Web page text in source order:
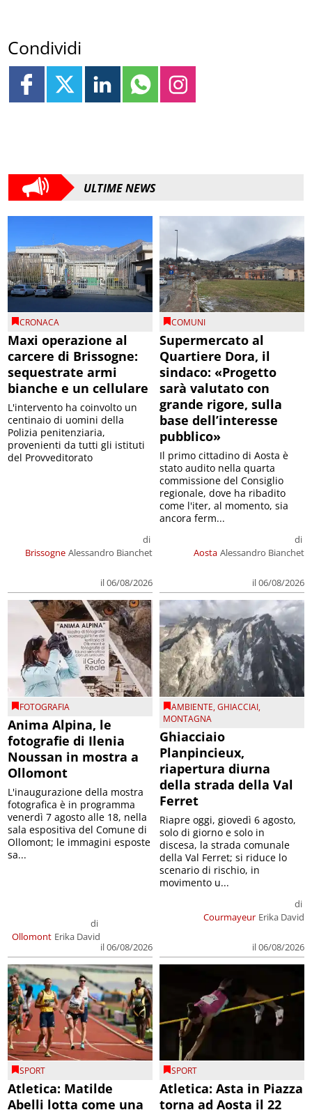
Condividi
ULTIME NEWS
CRONACA
Maxi operazione al
carcere di Brissogne:
sequestrate armi
bianche e un cellulare
Brissogne
di
Alessandro Bianchet
il 06/08/2026
L'intervento ha coinvolto un
centinaio di uomini della
Polizia penitenziaria,
provenienti da tutti gli istituti
del Provveditorato
COMUNI
Supermercato al
Quartiere Dora, il
sindaco: «Progetto
sarà valutato con
grande rigore, sulla
base dell’interesse
pubblico»
Aosta
di
Alessandro Bianchet
il 06/08/2026
Il primo cittadino di Aosta è
stato audito nella quarta
commissione del Consiglio
regionale, dove ha ribadito
come l'iter, al momento, sia
ancora ferm...
FOTOGRAFIA
Anima Alpina, le
fotografie di Ilenia
Noussan in mostra a
Ollomont
Ollomont
di
Erika David
il 06/08/2026
L'inaugurazione della mostra
fotografica è in programma
venerdì 7 agosto alle 18, nella
sala espositiva del Comune di
Ollomont; le immagini esposte
sa...
AMBIENTE,GHIACCIAI,
MONTAGNA
Ghiacciaio
Planpincieux,
riapertura diurna
della strada della Val
Ferret
Courmayeur
di
Erika David
il 06/08/2026
Riapre oggi, giovedì 6 agosto,
solo di giorno e solo in
discesa, la strada comunale
della Val Ferret; si riduce lo
scenario di rischio, in
movimento u...
SPORT
Atletica: Matilde
Abelli lotta come una
SPORT
Atletica: Asta in Piazza
torna ad Aosta il 22